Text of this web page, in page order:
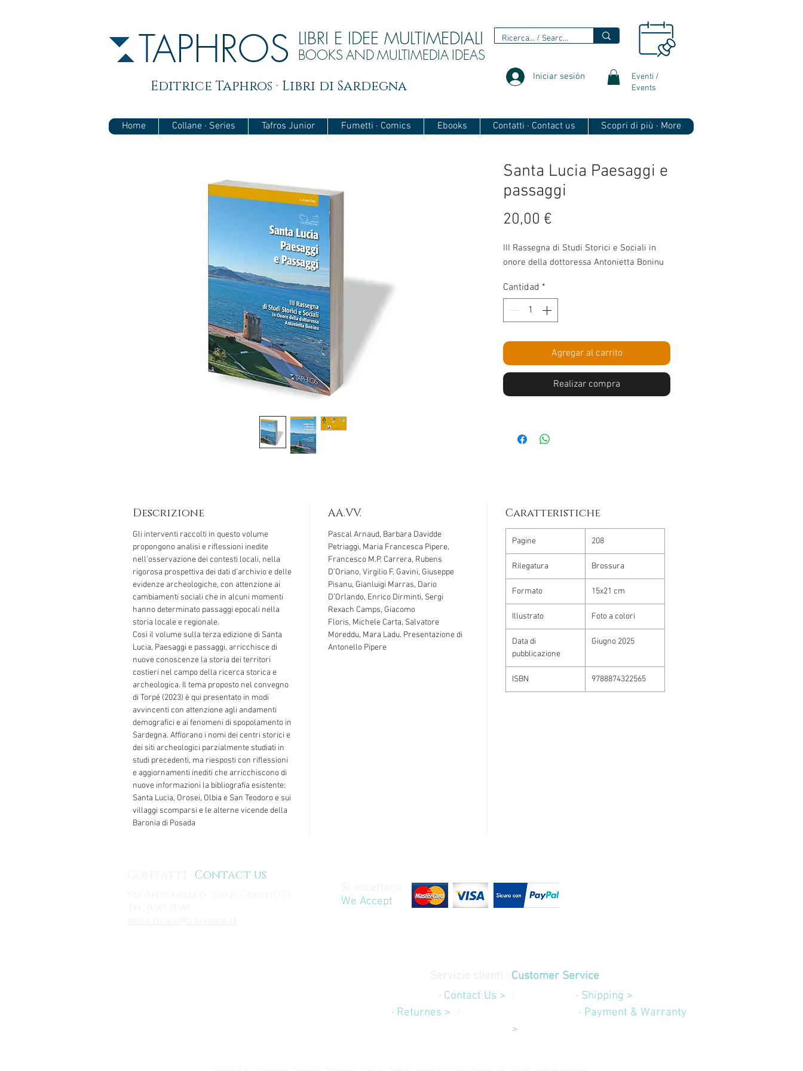
TAPHROS LIBRI E IDEE MULTIMEDIALI
BOOKS ANDMULTIMEDIA IDEAS
Editrice Taphros · Libri di Sardegna
Iniciar sesión
Eventi /
Events
Home Collane · Series Tafros Junior Fumetti · Comics Ebooks Contatti · Contact us Scopri di più · More
Santa Lucia Paesaggi e
passaggi
20,00 €
III Rassegna di Studi Storici e Sociali in
onore della dottoressa Antonietta Boninu
Cantidad *
Agregar al carrito
Realizar compra
Descrizione
Gli interventi raccolti in questo volume
propongono analisi e riflessioni inedite
nell’osservazione dei contesti locali, nella
rigorosa prospettiva dei dati d’archivio e delle
evidenze archeologiche, con attenzione ai
cambiamenti sociali che in alcuni momenti
hanno determinato passaggi epocali nella
storia locale e regionale.
Così il volume sulla terza edizione di Santa
Lucia, Paesaggi e passaggi, arricchisce di
nuove conoscenze la storia dei territori
costieri nel campo della ricerca storica e
archeologica. Il tema proposto nel convegno
di Torpé (2023) è qui presentato in modi
avvincenti con attenzione agli andamenti
demografici e ai fenomeni di spopolamento in
Sardegna. Affiorano i nomi dei centri storici e
dei siti archeologici parzialmente studiati in
studi precedenti, ma riesposti con riflessioni
e aggiornamenti inediti che arricchiscono di
nuove informazioni la bibliografia esistente:
Santa Lucia, Orosei, Olbia e San Teodoro e sui
villaggi scomparsi e le alterne vicende della
Baronia di Posada
AA.VV.
Pascal Arnaud, Barbara Davidde
Petriaggi, Maria Francesca Pipere,
Francesco M.P. Carrera, Rubens
D’Oriano, Virgilio F. Gavini, Giuseppe
Pisanu, Gianluigi Marras, Dario
D’Orlando, Enrico Dirminti, Sergi
Rexach Camps, Giacomo
Floris, Michele Carta, Salvatore
Moreddu, Mara Ladu. Presentazione di
Antonello Pipere
Caratteristiche
Pagine 208
Rilegatura Brossura
Formato 15x21 cm
Illustrato Foto a colori
Data di
pubblicazione
Giugno 2025
ISBN 9788874322565
Contact us
We Accept
Customer Service
· Contact Us >
· Shipping >
· Returnes >
· Payment & Warranty
>